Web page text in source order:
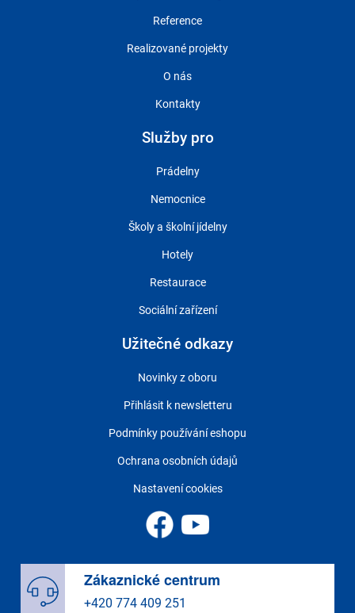
Reference
Realizované projekty
O nás
Kontakty
Služby pro
Prádelny
Nemocnice
Školy a školní jídelny
Hotely
Restaurace
Sociální zařízení
Užitečné odkazy
Novinky z oboru
Přihlásit k newsletteru
Podmínky používání eshopu
Ochrana osobních údajů
Nastavení cookies
Zákaznické centrum
+420 774 409 251